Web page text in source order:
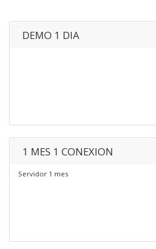
DEMO 1 DIA
1 MES 1 CONEXION
Servidor 1 mes